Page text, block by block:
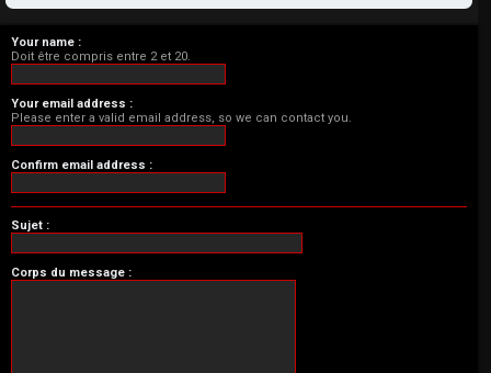
Your name :
Doit être compris entre 2 et 20.
Your email address :
Please enter a valid email address, so we can contact you.
Confirm email address :
Sujet :
Corps du message :